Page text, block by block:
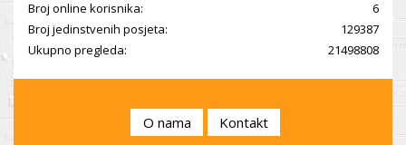
Broj online korisnika:
6
Broj jedinstvenih posjeta:
129387
Ukupno pregleda:
21498808
O nama Kontakt